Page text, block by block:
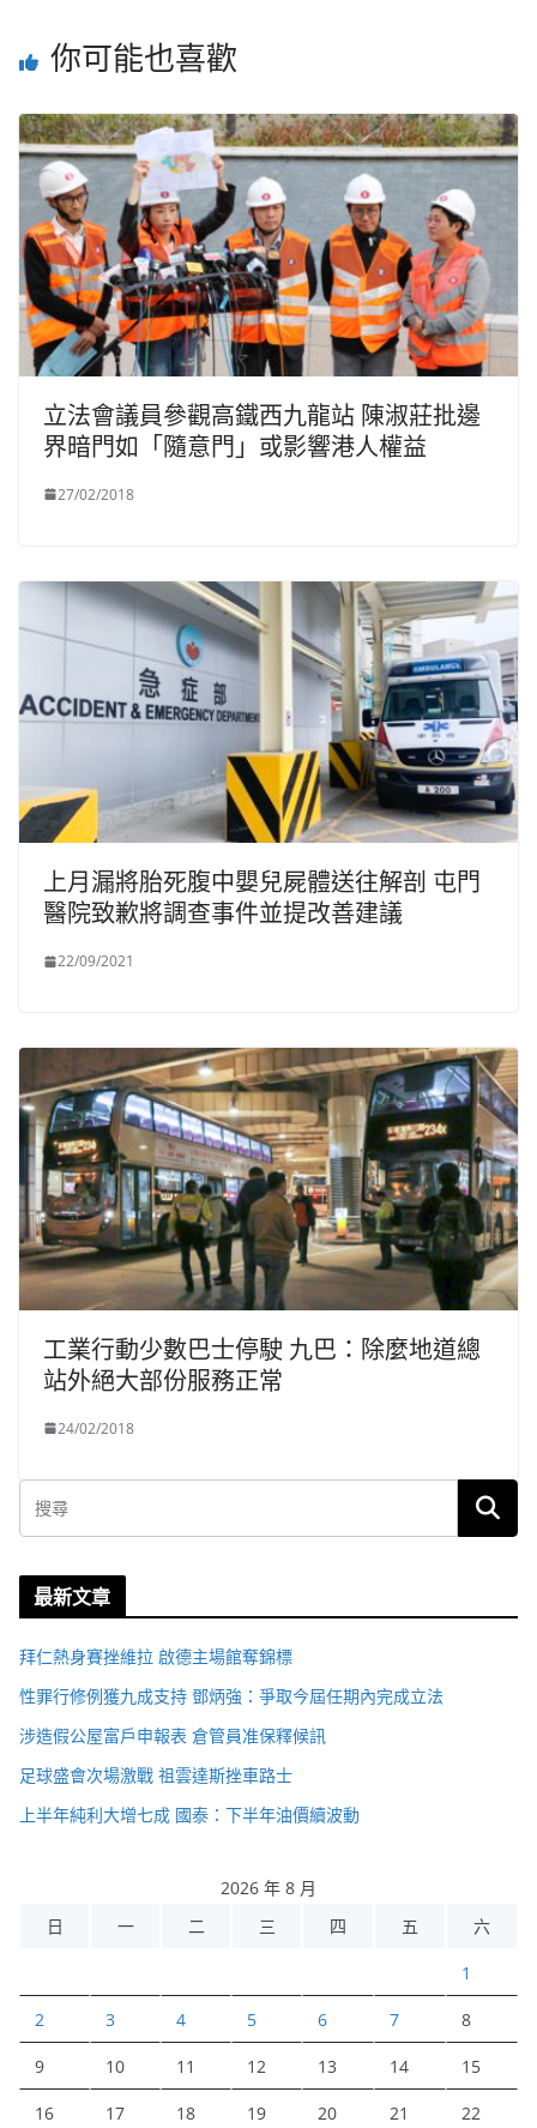
你可能也喜歡
立法會議員參觀高鐵西九龍站 陳淑莊批邊
界暗門如「隨意門」或影響港人權益
27/02/2018
上月漏將胎死腹中嬰兒屍體送往解剖 屯門
醫院致歉將調查事件並提改善建議
22/09/2021
工業行動少數巴士停駛 九巴：除麼地道總
站外絕大部份服務正常
24/02/2018
最新文章
拜仁熱身賽挫維拉 啟德主場館奪錦標
性罪行修例獲九成支持 鄧炳強：爭取今屆任期內完成立法
涉造假公屋富戶申報表 倉管員准保釋候訊
足球盛會次場激戰 祖雲達斯挫車路士
上半年純利大增七成 國泰：下半年油價續波動
2026 年 8 月
日
一 二 三 四 五 六
1
2 3 4 5 6 7 8
9 10 11 12 13 14 15
16 17 18 19 20 21 22